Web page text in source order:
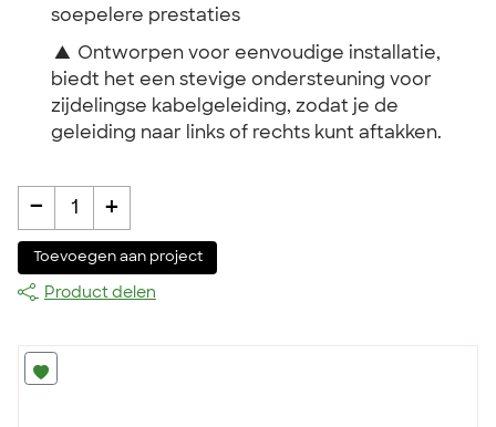
soepelere prestaties
▲ Ontworpen voor eenvoudige installatie,
biedt het een stevige ondersteuning voor
zijdelingse kabelgeleiding, zodat je de
geleiding naar links of rechts kunt aftakken.
- 1 +
Toevoegen aan project
Product delen